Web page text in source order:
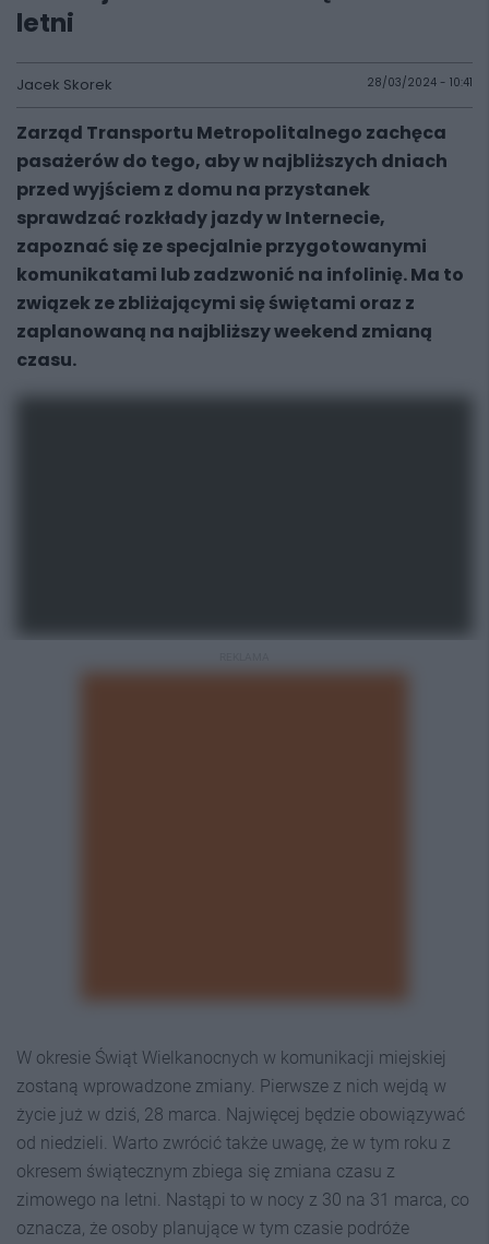
letni
Jacek Skorek 28/03/2024 - 10:41
Zarząd Transportu Metropolitalnego zachęca
pasażerów do tego, aby w najbliższych dniach
przed wyjściem z domu na przystanek
sprawdzać rozkłady jazdy w Internecie,
zapoznać się ze specjalnie przygotowanymi
komunikatami lub zadzwonić na infolinię. Ma to
związek ze zbliżającymi się świętami oraz z
zaplanowaną na najbliższy weekend zmianą
czasu.
W okresie Świąt Wielkanocnych w komunikacji miejskiej
zostaną wprowadzone zmiany. Pierwsze z nich wejdą w
życie już w dziś, 28 marca. Najwięcej będzie obowiązywać
od niedzieli. Warto zwrócić także uwagę, że w tym roku z
okresem świątecznym zbiega się zmiana czasu z
zimowego na letni. Nastąpi to w nocy z 30 na 31 marca, co
oznacza, że osoby planujące w tym czasie podróże